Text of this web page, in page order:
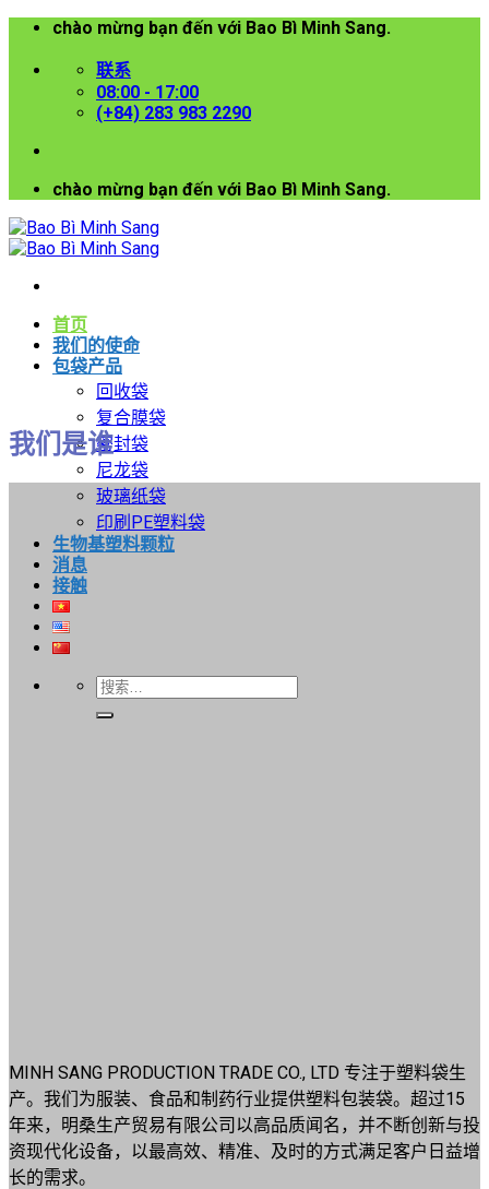
chào mừng bạn đến với Bao Bì Minh Sang.
联系
08:00 - 17:00
(+84) 283 983 2290
chào mừng bạn đến với Bao Bì Minh Sang.
首页
我们的使命
包袋产品
回收袋
复合膜袋
密封袋
尼龙袋
玻璃纸袋
印刷PE塑料袋
生物基塑料颗粒
消息
接触
搜
索：
我们是谁
MINH SANG PRODUCTION TRADE CO., LTD 专注于塑料袋生
产。我们为服装、食品和制药行业提供塑料包装袋。超过15
年来，明桑生产贸易有限公司以高品质闻名，并不断创新与投
资现代化设备，以最高效、精准、及时的方式满足客户日益增
长的需求。